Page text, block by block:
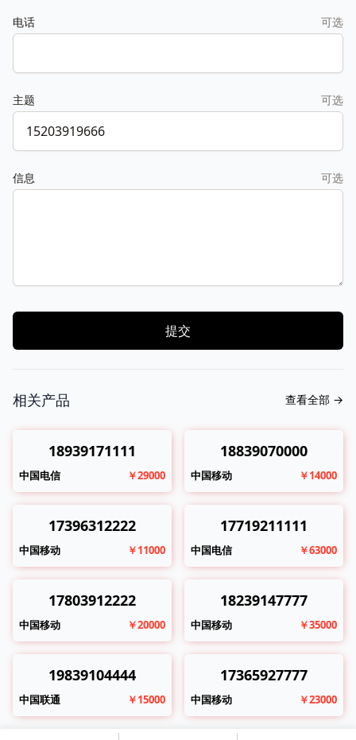
电话 可选
主题 可选
信息 可选
提交
相关产品 查看全部 →
18939171111
中国电信 ￥29000
18839070000
中国移动 ￥14000
17396312222
中国移动 ￥11000
17719211111
中国电信 ￥63000
17803912222
中国移动 ￥20000
18239147777
中国移动 ￥35000
19839104444
中国联通 ￥15000
17365927777
中国移动 ￥23000